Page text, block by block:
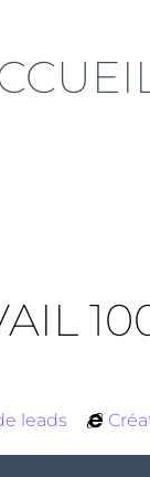
leads